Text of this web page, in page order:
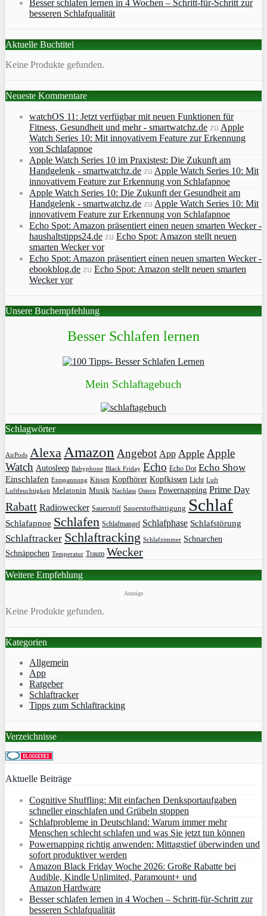
Besser schlafen lernen in 4 Wochen – Schritt‑für‑Schritt zur
besseren Schlafqualität
Aktuelle Buchtitel
Keine Produkte gefunden.
Neueste Kommentare
watchOS 11: Jetzt verfügbar mit neuen Funktionen für
Fitness, Gesundheit und mehr - smartwatchz.de zu Apple
Watch Series 10: Mit innovativem Feature zur Erkennung
von Schlafapnoe
Apple Watch Series 10 im Praxistest: Die Zukunft am
Handgelenk - smartwatchz.de zu Apple Watch Series 10: Mit
innovativem Feature zur Erkennung von Schlafapnoe
Apple Watch Series 10: Die Zukunft der Gesundheit am
Handgelenk - smartwatchz.de zu Apple Watch Series 10: Mit
innovativem Feature zur Erkennung von Schlafapnoe
Echo Spot: Amazon präsentiert einen neuen smarten Wecker -
haushaltstipps24.de zu Echo Spot: Amazon stellt neuen
smarten Wecker vor
Echo Spot: Amazon präsentiert einen neuen smarten Wecker -
ebookblog.de zu Echo Spot: Amazon stellt neuen smarten
Wecker vor
Unsere Buchempfehlung
Besser Schlafen lernen
Mein Schlaftagebuch
Schlagwörter
AirPods Alexa Amazon Angebot App Apple Apple
Watch Autosleep Babyphone Black Friday Echo Echo Dot Echo Show
Einschlafen Entspannung Kissen Kopfhörer Kopfkissen Licht Luft
Luftfeuchtigkeit Melatonin Musik Nachlass Ostern Powernapping Prime Day
Rabatt Radiowecker Sauerstoff Sauerstoffsättigung Schlaf
Schlafapnoe Schlafen Schlafmangel Schlafphase Schlafstörung
Schlaftracker Schlaftracking Schlafzimmer Schnarchen
Schnäppchen Temperatur Traum Wecker
Weitere Empfehlung
Anzeige
Keine Produkte gefunden.
Kategorien
Allgemein
App
Ratgeber
Schlaftracker
Tipps zum Schlaftracking
Verzeichnisse
Aktuelle Beiträge
Cognitive Shuffling: Mit einfachen Denksportaufgaben
schneller einschlafen und Grübeln stoppen
Schlafprobleme in Deutschland: Warum immer mehr
Menschen schlecht schlafen und was Sie jetzt tun können
Powernapping richtig anwenden: Mittagstief überwinden und
sofort produktiver werden
Amazon Black Friday Woche 2026: Große Rabatte bei
Audible, Kindle Unlimited, Paramount+ und
Amazon Hardware
Besser schlafen lernen in 4 Wochen – Schritt‑für‑Schritt zur
besseren Schlafqualität